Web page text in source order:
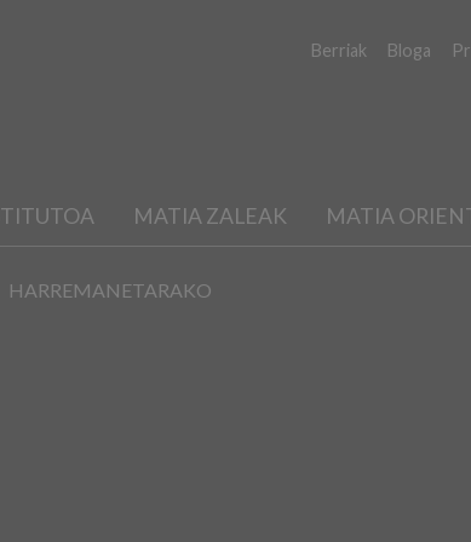
Berriak Bloga
MATIA ZALEAK MATIA
HARREMANETARAKO